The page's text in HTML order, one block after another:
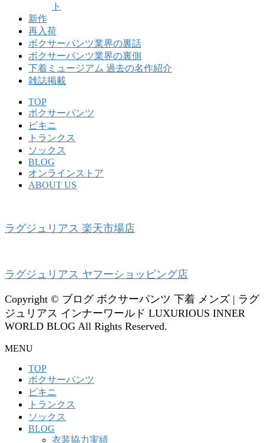
ト
新作
再入荷
ボクサーパンツ業界の裏話
ボクサーパンツ業界の裏側
下着ミュージアム 過去の名作紹介
雑誌掲載
TOP
ボクサーパンツ
ビキニ
トランクス
ソックス
BLOG
オンラインストア
ABOUT US
ラグジュリアス 楽天市場店
ラグジュリアス ヤフーショッピング店
Copyright © ブログ ボクサーパンツ 下着 メンズ | ラグ
ジュリアス インナーワールド LUXURIOUS INNER
WORLD BLOG All Rights Reserved.
MENU
TOP
ボクサーパンツ
ビキニ
トランクス
ソックス
BLOG
衣装協力実績